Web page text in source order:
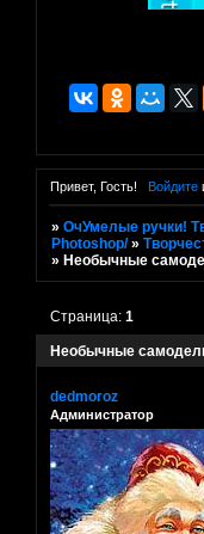
Привет, Гость! Войдите
»ОчУмелые ручки!
Photoshop/ »
» Необычные
Необычные
Страница:1
dedmoroz
Администратор